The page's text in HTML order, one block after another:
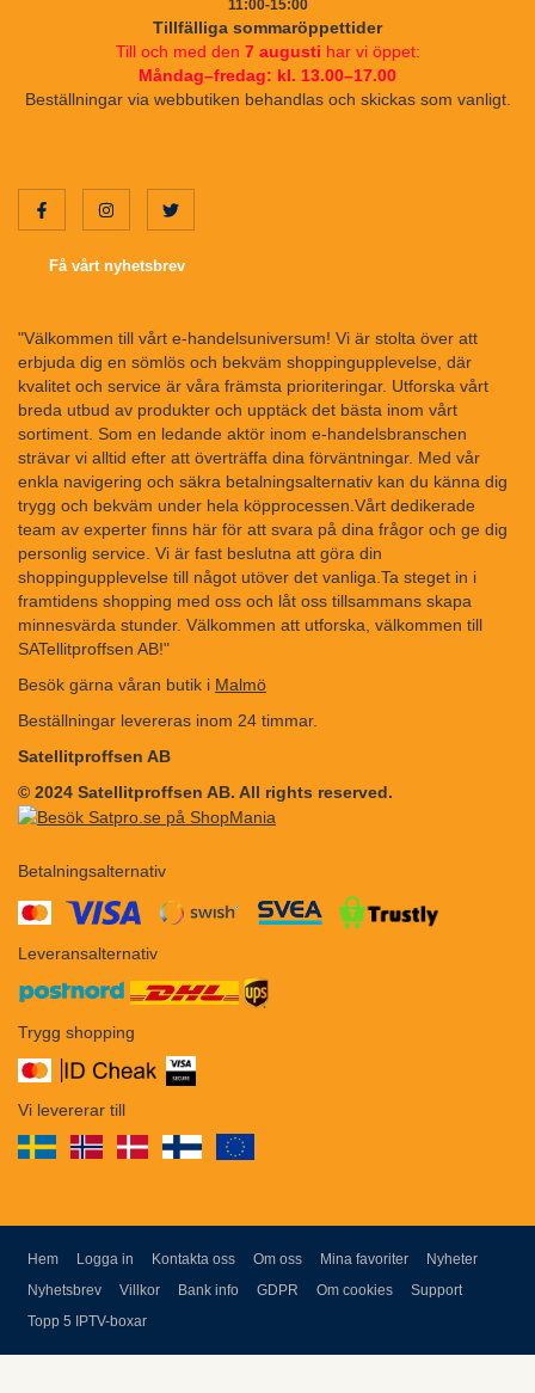
11:00-15:00
Tillfälliga sommaröppettider
Till och med den 7 augusti har vi öppet:
Måndag–fredag: kl. 13.00–17.00
Beställningar via webbutiken behandlas och skickas som vanligt.
Få vårt nyhetsbrev
"Välkommen till vårt e-handelsuniversum! Vi är stolta över att
erbjuda dig en sömlös och bekväm shoppingupplevelse, där
kvalitet och service är våra främsta prioriteringar. Utforska vårt
breda utbud av produkter och upptäck det bästa inom vårt
sortiment. Som en ledande aktör inom e-handelsbranschen
strävar vi alltid efter att överträffa dina förväntningar. Med vår
enkla navigering och säkra betalningsalternativ kan du känna dig
trygg och bekväm under hela köpprocessen.Vårt dedikerade
team av experter finns här för att svara på dina frågor och ge dig
personlig service. Vi är fast beslutna att göra din
shoppingupplevelse till något utöver det vanliga.Ta steget in i
framtidens shopping med oss och låt oss tillsammans skapa
minnesvärda stunder. Välkommen att utforska, välkommen till
SATellitproffsen AB!"
Besök gärna våran butik i Malmö
Beställningar levereras inom 24 timmar.
Satellitproffsen AB
© 2024 Satellitproffsen AB. All rights reserved.
Betalningsalternativ
Leveransalternativ
Trygg shopping
Vi levererar till
Hem Logga in Kontakta oss Om oss Mina favoriter Nyheter
Nyhetsbrev Villkor Bank info GDPR Om cookies Support
Topp 5 IPTV-boxar